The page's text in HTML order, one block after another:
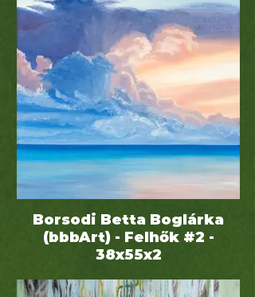
Borsodi Betta Boglárka
(bbbArt) - Felhők #2 -
38x55x2